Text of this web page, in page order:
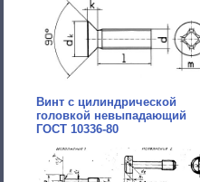
Винт с цилиндрической
головкой невыпадающий
ГОСТ 10336-80